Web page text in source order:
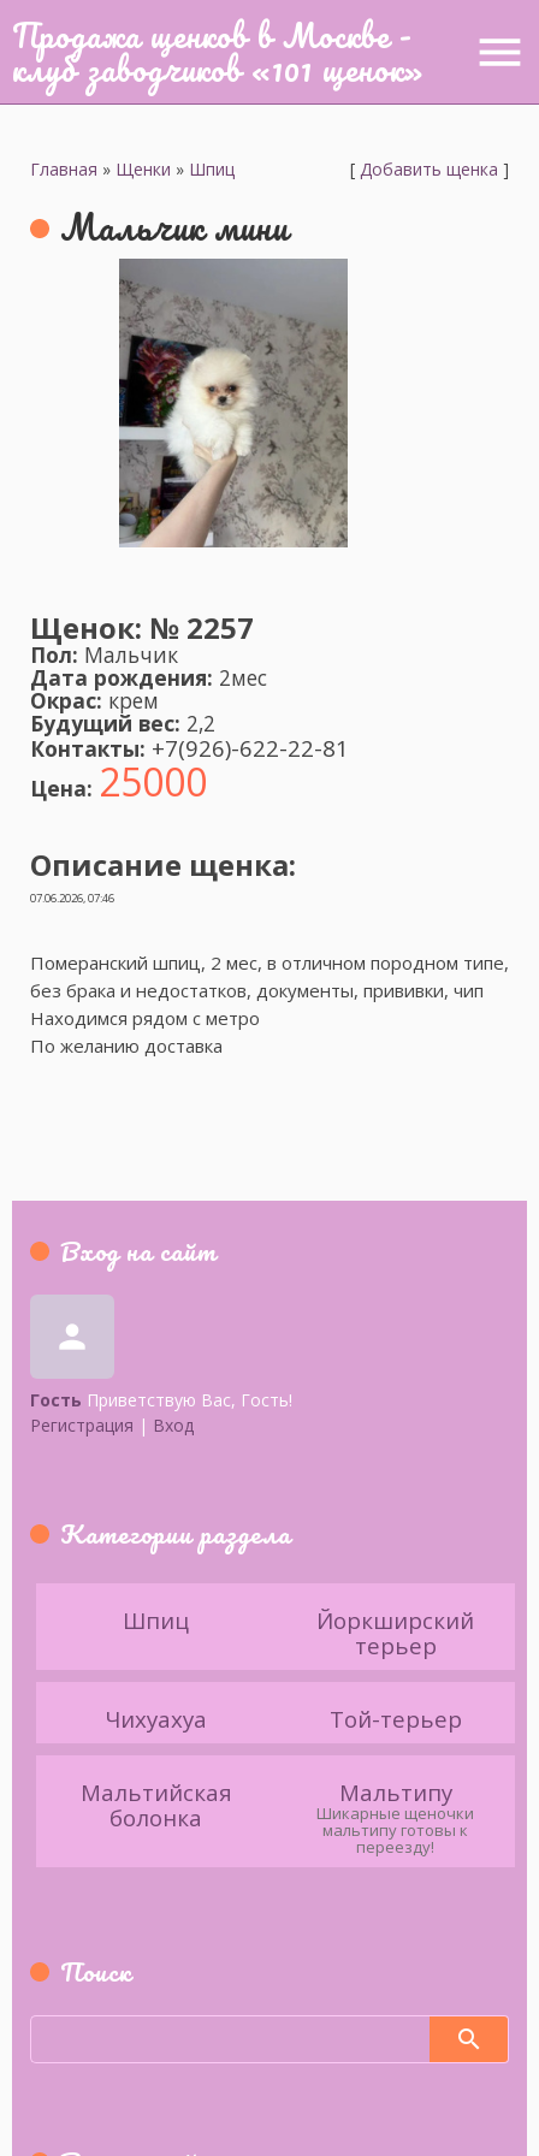
Продажа щенков в Москве -
клуб заводчиков «101 щенок» menu
Главная » Щенки » Шпиц [ Добавить щенка ]
Мальчик мини
Щенок: № 2257
Пол: Мальчик
Дата рождения: 2мес
Окрас: крем
Будущий вес: 2,2
Контакты: +7(926)-622-22-81
Цена: 25000
Описание щенка:
07.06.2026, 07:46
Померанский шпиц, 2 мес, в отличном породном типе,
без брака и недостатков, документы, прививки, чип
Находимся рядом с метро
По желанию доставка
Вход на сайт
person
Гость Приветствую Вас, Гость!
Регистрация | Вход
Категории раздела
Шпиц
Йоркширский
терьер
Чихуахуа Той-терьер
Мальтийская
болонка
Мальтипу
Шикарные щеночки
мальтипу готовы к
переезду!
Поиск